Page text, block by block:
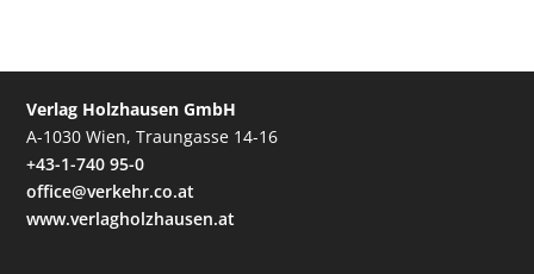
Verlag Holzhausen GmbH
A-1030 Wien, Traungasse 14-16
+43-1-740 95-0
office@verkehr.co.at
www.verlagholzhausen.at